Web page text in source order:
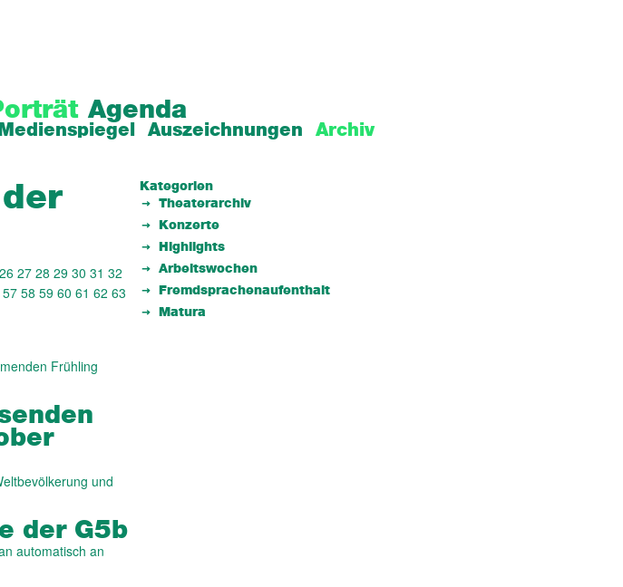
Medienspiegel Auszeichnungen Archiv
Agenda
26 27 28 29 30 31 32
57 58 59 60 61 62 63
Frühling
und
der G5b
automatisch an
Kategorien
Theaterarchiv
Konzerte
Highlights
Arbeitswochen
Fremdsprachenaufenthalt
Matura